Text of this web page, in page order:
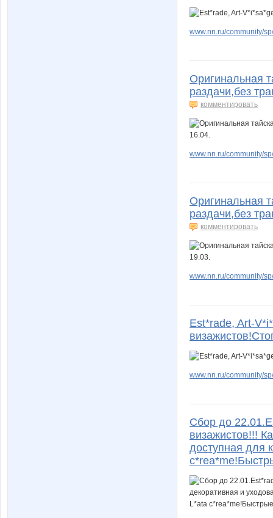
www.nn.ru/community/
Оригинальная
раздачи,без
комментировать
www.nn.ru/community/
Оригинальная
раздачи,без
комментировать
www.nn.ru/community/
Est*rade, Art-
www.nn.ru/community/
Сбор до
визажистов!!!
доступная для